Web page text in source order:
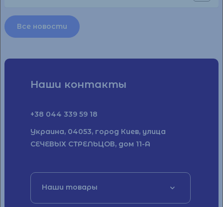
Все новости
Наши контакты
+38 044 339 59 18
Украина, 04053, город Киев, улица
СЕЧЕВЫХ СТРЕЛЬЦОВ, дом 11-А
Наши товары